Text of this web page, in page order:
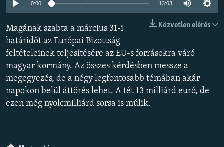
KÖVESSEN MINKET!
Valamennyi RFE/RL weboldal
0:00 13:03
Közvetlen elérés
Magának szabta a március 31-i
határidőt az Európai Bizottság
feltételeinek teljesítésére az EU-s forrásokra váró
magyar kormány. Az összes kérdésben messze a
megegyezés, de a négy legfontosabb témában akár
napokon belül áttörés lehet. A tét 13 milliárd euró, de
ezen még nyolcmilliárd sorsa is múlik.